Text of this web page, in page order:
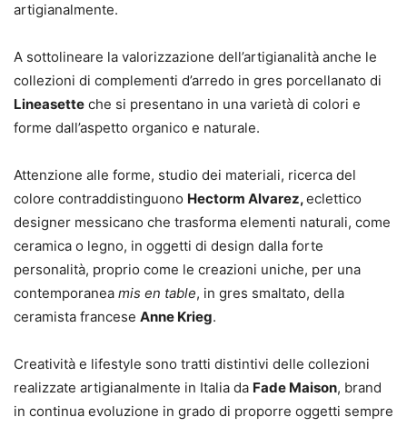
artigianalmente.
A sottolineare la valorizzazione dell’artigianalità anche le
collezioni di complementi d’arredo in gres porcellanato di
Lineasette che si presentano in una varietà di colori e
forme dall’aspetto organico e naturale.
Attenzione alle forme, studio dei materiali, ricerca del
colore contraddistinguono Hectorm Alvarez,eclettico
designer messicano che trasforma elementi naturali, come
ceramica o legno, in oggetti di design dalla forte
personalità, proprio come le creazioni uniche, per una
contemporanea mis en table, in gres smaltato, della
ceramista francese Anne Krieg.
Creatività e lifestyle sono tratti distintivi delle collezioni
realizzate artigianalmente in Italia da Fade Maison, brand
in continua evoluzione in grado di proporre oggetti sempre